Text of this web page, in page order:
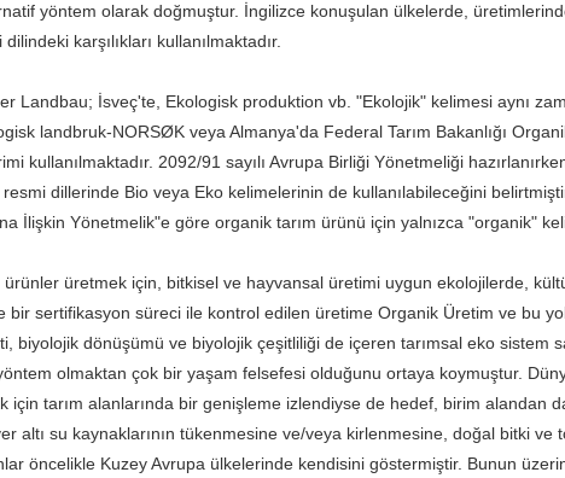
yöntem olarak doğmuştur. İngilizce konuşulan ülkelerde,
karşılıkları kullanılmaktadır.
Landbau; İsveç'te, Ekologisk produktion vb. "Ekolojik" kelimesi aynı
landbruk-NORSØK veya Almanya'da Federal Tarım Bakanlığı
kullanılmaktadır. 2092/91 sayılı Avrupa Birliği Yönetmeliği
resmi dillerinde Bio veya Eko kelimelerinin de kullanılabileceğini
İlişkin Yönetmelik"e göre organik tarım ürünü için yalnızca "organik"
ürünler üretmek için, bitkisel ve hayvansal üretimi uygun ekolojilerde,
sertifikasyon süreci ile kontrol edilen üretime Organik Üretim ve bu
biyolojik dönüşümü ve biyolojik çeşitliliği de içeren tarımsal eko sistem
olmaktan çok bir yaşam felsefesi olduğunu ortaya koymuştur.
için tarım alanlarında bir genişleme izlendiyse de hedef, birim
altı su kaynaklarının tükenmesine ve/veya kirlenmesine, doğal bitki
öncelikle Kuzey Avrupa ülkelerinde kendisini göstermiştir. Bunun